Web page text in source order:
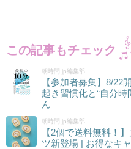
この記事もチェック
朝時間.jp編集部
【参加者募集】8/22
起き習慣化と“自分
ん
朝時間.jp編集部
【2個で送料無料！
ツ新登場 | お得なキ